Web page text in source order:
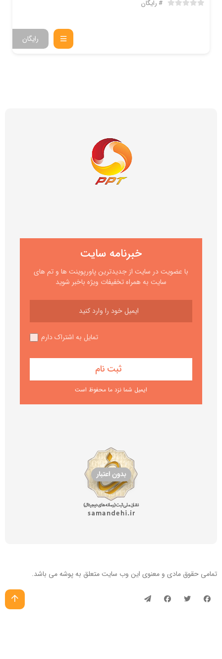
رایگان
رایگان
خبرنامه سایت
با عضویت در سایت از جدیدترین پاورپوینت ها و تم های
سایت به همراه تخفیفات ویژه باخبر شوید
تمایل به اشتراک دارم
ایمیل شما نزد ما محفوظ است
تمامی حقوق مادی و معنوی این وب سایتمتعلق به پوشه می باشد.